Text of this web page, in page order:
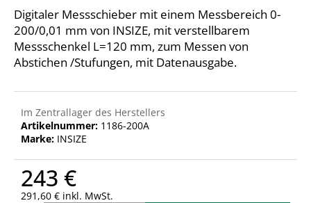
Digitaler Messschieber mit einem Messbereich 0-
200/0,01 mm von INSIZE, mit verstellbarem
Messschenkel L=120 mm, zum Messen von
Abstichen /Stufungen, mit Datenausgabe.
Im Zentrallager des Herstellers
Artikelnummer: 1186-200A
Marke: INSIZE
243 €
291,60 € inkl. MwSt.
h
l
e
n